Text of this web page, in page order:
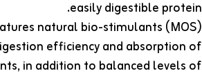
easily digestible protein.
natural bio-stimulants (MOS)
efficiency and absorption of
in addition to balanced levels of